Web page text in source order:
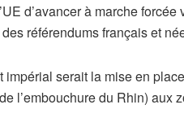
d’avancer à marche forcée
référendums français et
serait la mise en
l’embouchure du Rhin)